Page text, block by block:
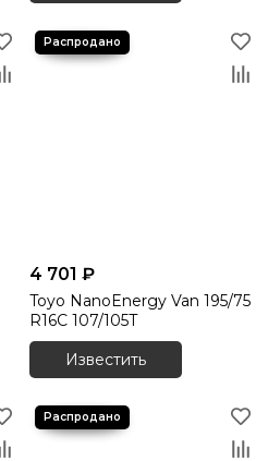
4 701 ₽
Toyo NanoEnergy Van 195/75
R16C 107/105T
Известить